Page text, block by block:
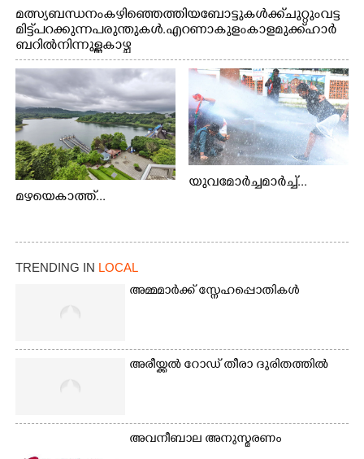
മത്സ്യബന്ധനം കഴിഞ്ഞെത്തിയ ബോട്ടുകൾക്ക് ചുറ്റും വട്ട
മിട്ട് പറക്കുന്ന പരുന്തുകൾ. എറണാകുളം കാളമുക്ക് ഹാർ
ബറിൽ നിന്നുള്ള കാഴ്ച
മഴയെകാത്ത്...
യുവമോർച്ചമാർച്ച്...
TRENDING IN LOCAL
അമ്മമാർക്ക് സ്നേഹപ്പൊതികൾ
അരീയ്ക്കൽ റോഡ് തീരാ ദുരിതത്തിൽ
അവനീബാല അനുസ്മരണം